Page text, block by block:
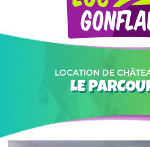
LOCATION DE
LE